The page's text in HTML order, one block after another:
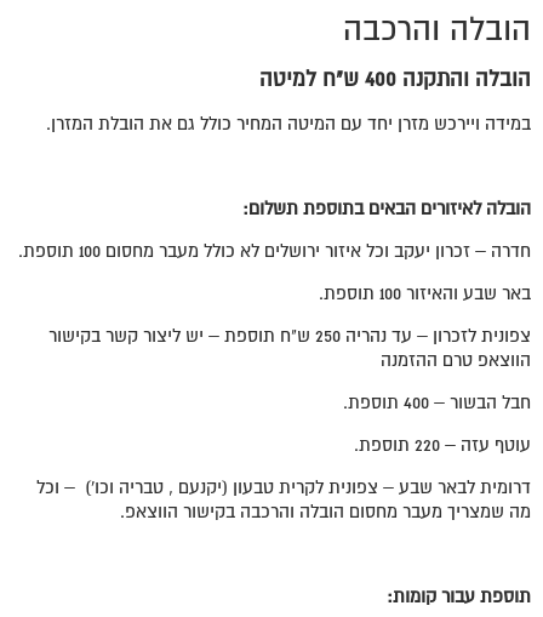
הובלה והרכבה
הובלה והתקנה 400 ש"ח למיטה
במידה ויירכש מזרן יחד עם המיטה המחיר כולל גם את הובלת המזרן.
הובלה לאיזורים הבאים בתוספת תשלום:
חדרה – זכרון יעקב וכל איזור ירושלים לא כולל מעבר מחסום 100 תוספת.
באר שבע והאיזור 100 תוספת.
צפונית לזכרון – עד נהריה 250 ש"ח תוספת – יש ליצור קשר בקישור
הווצאפ טרם ההזמנה
חבל הבשור – 400 תוספת.
עוטף עזה – 220 תוספת.
דרומית לבאר שבע – צפונית לקרית טבעון (יקנעם , טבריה וכו') – וכל
מה שמצריך מעבר מחסום הובלה והרכבה בקישור הווצאפ.
תוספת עבור קומות: